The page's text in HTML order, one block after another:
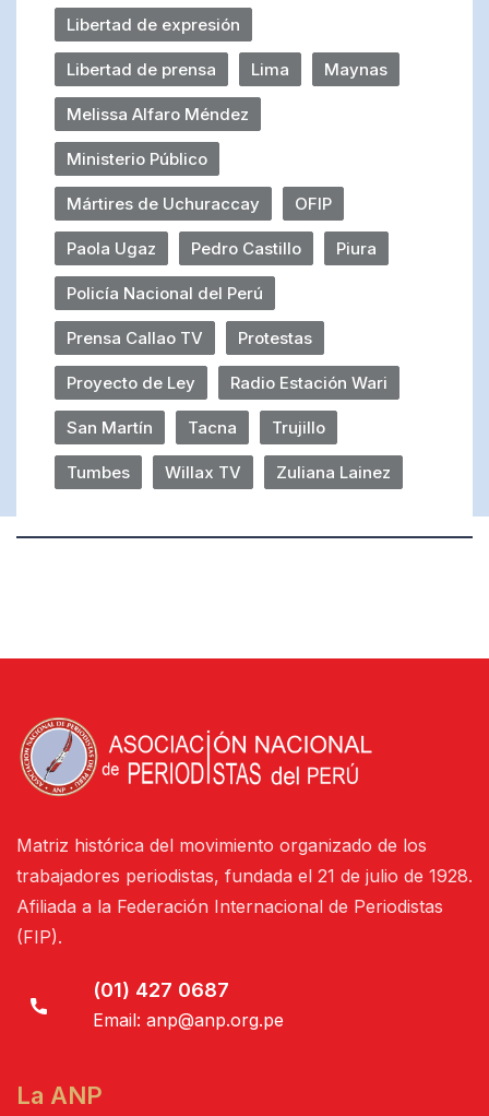
Libertad de expresión
Libertad de prensa Lima Maynas
Melissa Alfaro Méndez
Ministerio Público
Mártires de Uchuraccay OFIP
Paola Ugaz Pedro Castillo Piura
Policía Nacional del Perú
Prensa Callao TV Protestas
Proyecto de Ley Radio Estación Wari
San Martín Tacna Trujillo
Tumbes Willax TV Zuliana Lainez
Matriz histórica del movimiento organizado de los
trabajadores periodistas, fundada el 21 de julio de 1928.
Afiliada a la Federación Internacional de Periodistas
(FIP).
(01) 427 0687
Email: anp@anp.org.pe
La ANP